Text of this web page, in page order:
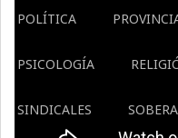
POLÍTICA
PSICOLOGÍA
SINDICALES